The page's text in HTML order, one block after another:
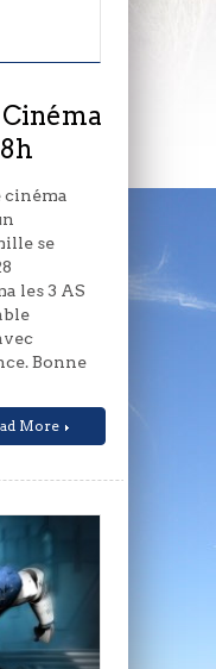
cinéma
se
les 3 AS
Bonne
More